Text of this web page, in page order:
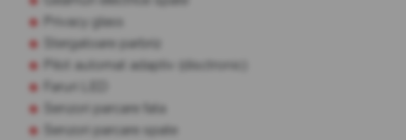
Privacy glass
Stergatoare parbriz
Pilot automat adaptiv (disctronic)
Faruri LED
Senzori parcare fata
Senzori parcare spate